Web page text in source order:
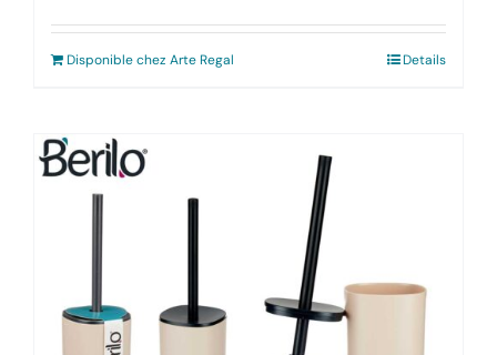
Disponible chez Arte Regal Details